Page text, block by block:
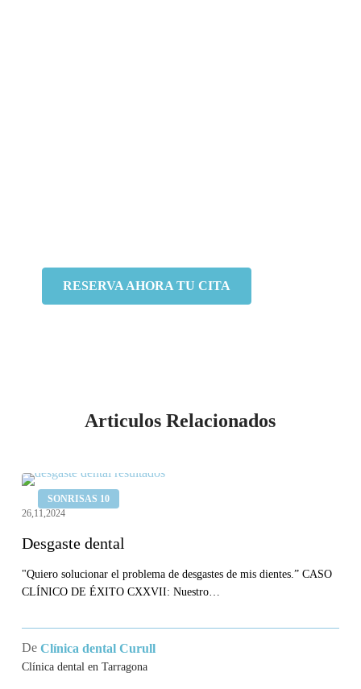
RESERVA AHORA TU CITA
Articulos Relacionados
SONRISAS 10
Desgaste
dental
26,11,2024
Desgaste dental
"Quiero solucionar el problema de desgastes de mis dientes.” CASO
CLÍNICO DE ÉXITO CXXVII: Nuestro…
De Clínica dental Curull
Clínica dental en Tarragona